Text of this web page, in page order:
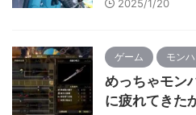
2025/1/20
ゲーム モン
めっちゃモン
に疲れてきた